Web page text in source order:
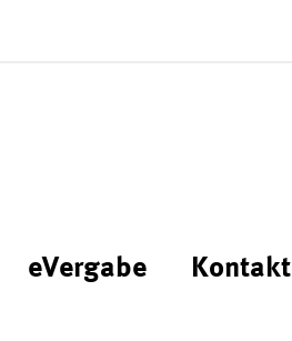
eVergabe Kontakt